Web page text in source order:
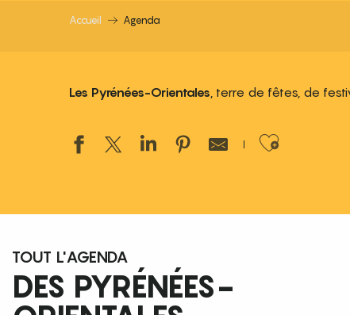
Accueil Agenda
Les Pyrénées-Orientales, terre de fêtes, de
TOUT L'AGENDA
DES PYRÉNÉES-